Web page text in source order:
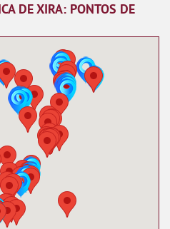
DE XIRA: PONTOS DE